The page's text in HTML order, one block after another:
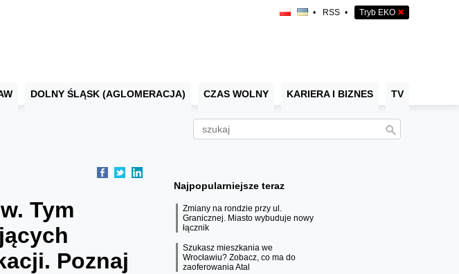
• RSS • Tryb EKO ✖
DOLNY ŚLĄSK (AGLOMERACJA) CZAS WOLNY KARIERA I BIZNES TV
Tym
Poznaj
Najpopularniejsze teraz
Zmiany na rondzie przy ul.
Granicznej. Miasto wybuduje nowy
łącznik
Szukasz mieszkania we
Wrocławiu? Zobacz, co ma do
zaoferowania Atal